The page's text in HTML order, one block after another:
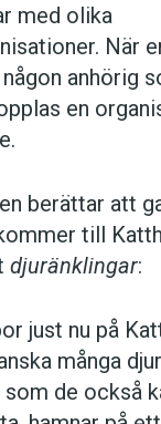
med olika
När
anhörig
en
berättar att
till
djuränklingar:
just nu på
många
de också